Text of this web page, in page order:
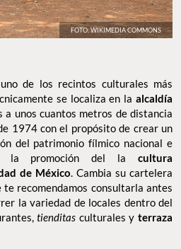
FOTO: WIKIMEDIA COMMONS
de los recintos culturales más
se localiza en la alcaldía
a unos cuantos metros de distancia
1974 con el propósito de crear un
del patrimonio fílmico nacional e
la promoción del la cultura
de México . Cambia su cartelera
recomendamos consultarla antes
la variedad de locales dentro del
tienditas culturales yterraza